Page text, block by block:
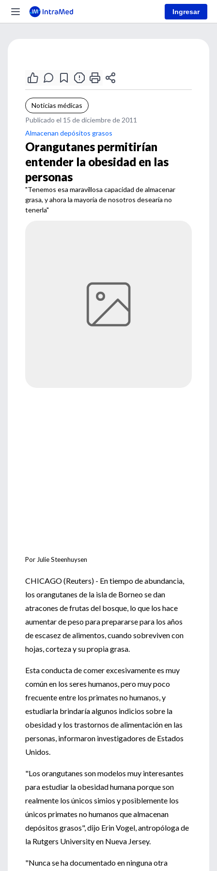
Ingresar
Noticias médicas
Publicado el 15 de diciembre de 2011
Almacenan depósitos grasos
Orangutanes permitirían
entender la obesidad en las
personas
"Tenemos esa maravillosa capacidad de almacenar
grasa, y ahora la mayoría de nosotros desearía no
tenerla"
Por Julie Steenhuysen
CHICAGO (Reuters) - En tiempo de abundancia,
los orangutanes de la isla de Borneo se dan
atracones de frutas del bosque, lo que los hace
aumentar de peso para prepararse para los años
de escasez de alimentos, cuando sobreviven con
hojas, corteza y su propia grasa.
Esta conducta de comer excesivamente es muy
común en los seres humanos, pero muy poco
frecuente entre los primates no humanos, y
estudiarla brindaría algunos indicios sobre la
obesidad y los trastornos de alimentación en las
personas, informaron investigadores de Estados
Unidos.
"Los orangutanes son modelos muy interesantes
para estudiar la obesidad humana porque son
realmente los únicos simios y posiblemente los
únicos primates no humanos que almacenan
depósitos grasos", dijo Erin Vogel, antropóloga de
la Rutgers University en Nueva Jersey.
"Nunca se ha documentado en ninguna otra